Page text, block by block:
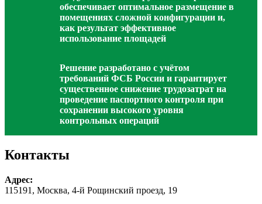
обеспечивает оптимальное размещение в
помещениях сложной конфигурации и,
как результат эффективное
использование площадей
Решение разработано с учётом
требований ФСБ России и гарантирует
существенное снижение трудозатрат на
проведение паспортного контроля при
сохранении высокого уровня
контрольных операций
Контакты
Адрес:
115191, Москва, 4-й Рощинский проезд, 19